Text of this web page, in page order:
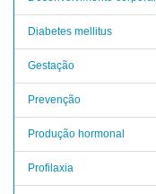
Diabetes mellitus
Gestação
Prevenção
Produção hormonal
Profilaxia